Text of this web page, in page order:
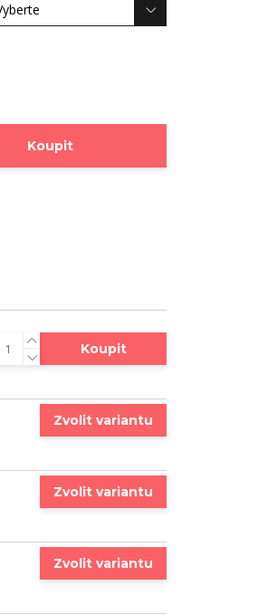
Koupit
Koupit
Zvolit variantu
Zvolit variantu
Zvolit variantu